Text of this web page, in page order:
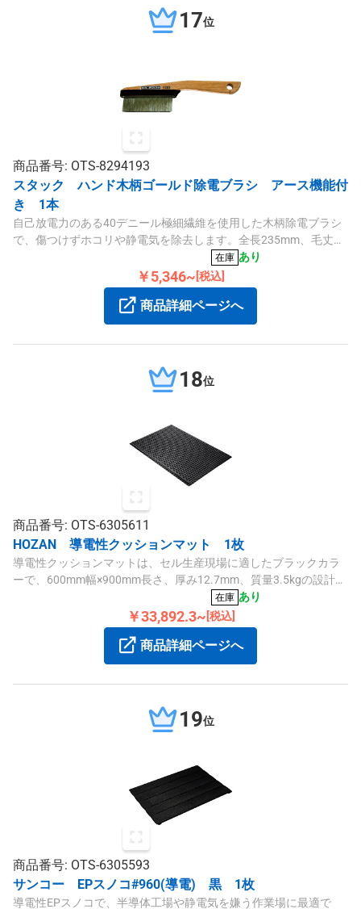
17位
商品番号: OTS-8294193
スタック ハンド木柄ゴールド除電ブラシ アース機能付
き 1本
自己放電力のある40デニール極細繊維を使用した木柄除電ブラシ
で、傷つけずホコリや静電気を除去します。全長235mm、毛丈
在庫 あり
￥5,346~ [税込]
商品詳細ページへ
18位
商品番号: OTS-6305611
HOZAN 導電性クッションマット 1枚
導電性クッションマットは、セル生産現場に適したブラックカラ
ーで、600mm幅×900mm長さ、厚み12.7mm、質量3.5kgの設計で
す。長時間の立ち作業をサポートし、ジョイント式で簡単に拡大
在庫 あり
￥33,892.3~ [税込]
商品詳細ページへ
19位
商品番号: OTS-6305593
サンコー EPスノコ#960(導電) 黒 1枚
導電性EPスノコで、半導体工場や静電気を嫌う作業場に最適で